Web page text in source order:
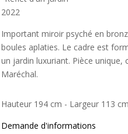
2022
Important miroir psyché en
boules aplaties. Le cadre est
un jardin luxuriant. Pièce unique,
Maréchal.
Hauteur 194 cm - Largeur 113
Demande d'informations